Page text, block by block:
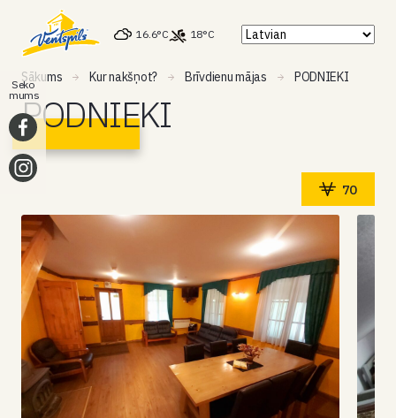
16.6°C 18°C
Sākums Kur nakšņot? Brīvdienu mājas PODNIEKI
PODNIEKI
70
Seko
mums